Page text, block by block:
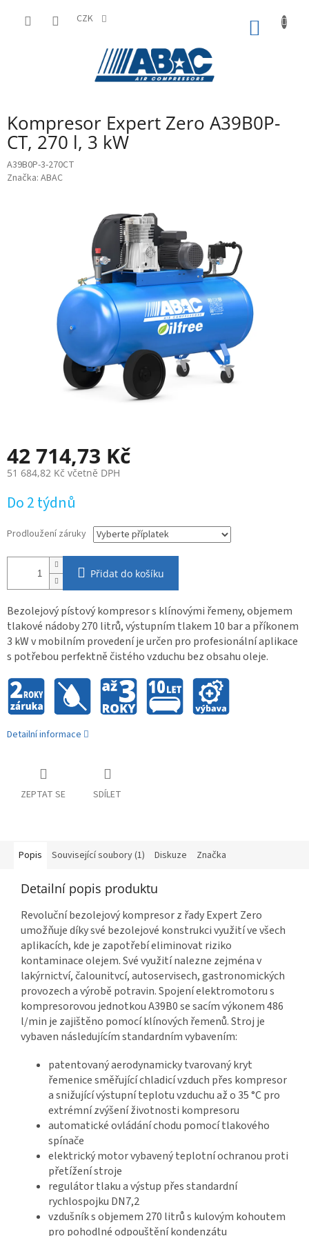
CZK
Kompresor Expert Zero A39B0P-
CT, 270 l, 3 kW
A39B0P-3-270CT
Značka: ABAC
42 714,73 Kč
51 684,82 Kč včetně DPH
cena:
Do 2 týdnů
Prodloužení záruky
Přidat do košíku
Bezolejový pístový kompresor s klínovými řemeny, objemem
tlakové nádoby 270 litrů, výstupním tlakem 10 bar a příkonem
3 kW v mobilním provedení je určen pro profesionální aplikace
s potřebou perfektně čistého vzduchu bez obsahu oleje.
Detailní informace
ZEPTAT SE SDÍLET
Popis Související soubory (1) Diskuze Značka
Detailní popis produktu
Revoluční bezolejový kompresor z řady Expert Zero
umožňuje díky své bezolejové konstrukci využití ve všech
aplikacích, kde je zapotřebí eliminovat riziko
kontaminace olejem. Své využití nalezne zejména v
lakýrnictví, čalounitvcí, autoservisech, gastronomických
provozech a výrobě potravin. Spojení elektromotoru s
kompresorovou jednotkou A39B0 se sacím výkonem 486
l/min je zajištěno pomocí klínových řemenů. Stroj je
vybaven následujícím standardním vybavením:
patentovaný aerodynamicky tvarovaný kryt
řemenice směřující chladicí vzduch přes kompresor
a snižující výstupní teplotu vzduchu až o 35 °C pro
extrémní zvýšení životnosti kompresoru
automatické ovládání chodu pomocí tlakového
spínače
elektrický motor vybavený teplotní ochranou proti
přetížení stroje
regulátor tlaku a výstup přes standardní
rychlospojku DN7,2
vzdušník s objemem 270 litrů s kulovým kohoutem
pro pohodlné odpouštění kondenzátu